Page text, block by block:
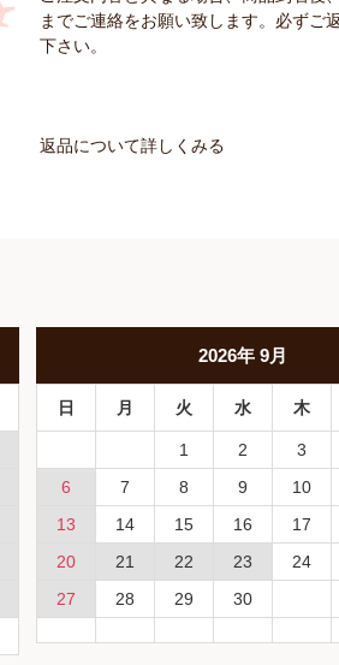
までご連絡をお願い致します。必ずご
下さい。
返品について詳しくみる
2026年9月
日 月 火 水 木
1 2
3
6
7 8 9
10
13
14 15 16
17
20
21 22 23
24
27
28 29 30